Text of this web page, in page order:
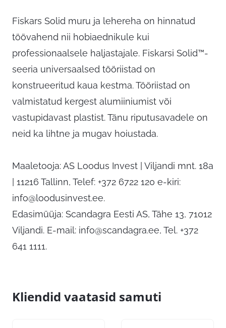
Fiskars Solid muru ja lehereha on hinnatud
töövahend nii hobiaednikule kui
professionaalsele haljastajale. Fiskarsi Solid™-
seeria universaalsed tööriistad on
konstrueeritud kaua kestma. Tööriistad on
valmistatud kergest alumiiniumist või
vastupidavast plastist. Tänu riputusavadele on
neid ka lihtne ja mugav hoiustada.
Maaletooja: AS Loodus Invest | Viljandi mnt. 18a
| 11216 Tallinn, Telef: +372 6722 120 e-kiri:
info@loodusinvest.ee.
Edasimüüja: Scandagra Eesti AS, Tähe 13, 71012
Viljandi. E-mail: info@scandagra.ee, Tel. +372
641 1111.
Kliendid vaatasid samuti